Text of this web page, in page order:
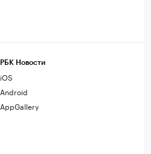
РБК Новости
iOS
Android
AppGallery